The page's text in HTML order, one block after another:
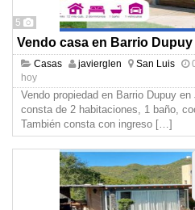
5
Vendo casa en Barrio
Casas javierglen San Luis
hoy
Vendo propiedad en Barrio Dupuy
consta de 2 habitaciones, 1 baño,
También consta con ingreso […]